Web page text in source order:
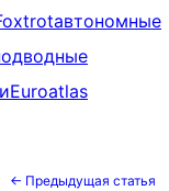
автономные
Euroatlas
← Предыдущая статья